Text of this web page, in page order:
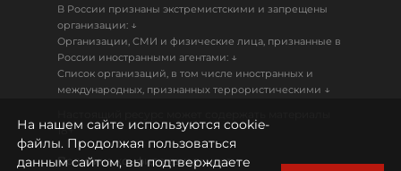
В России признаны экстремистскими и запрещены
организации: ↓
Организации, СМИ и физические лица, признанные в
России иностранными агентами: ↓
Список организаций, в том числе иностранных и
международных, признанных террористическими ↓
18+
Политика конфиденциальности
На нашем сайте используются cookie-
файлы. Продолжая пользоваться
данным сайтом, вы подтверждаете